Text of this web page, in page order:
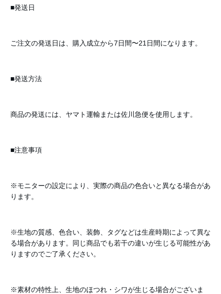
■発送日
ご注文の発送日は、購入成立から7日間〜21日間になります。
■発送方法
商品の発送には、ヤマト運輸または佐川急便を使用します。
■注意事項
※モニターの設定により、実際の商品の色合いと異なる場合があ
ります。
※生地の質感、色合い、装飾、タグなどは生産時期によって異な
る場合があります。同じ商品でも若干の違いが生じる可能性があ
りますのでご了承ください。
※素材の特性上、生地のほつれ・シワが生じる場合がございま